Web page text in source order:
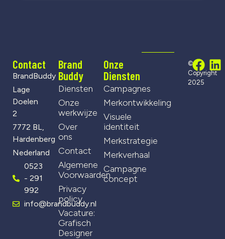
Contact
BrandBuddy
Lage
Doelen
2
7772 BL,
Hardenberg
Nederland
0523
- 291
992
info@brandbuddy.nl
Brand
Buddy
Diensten
Onze
werkwijze
Over
ons
Contact
Algemene
Voorwaarden
Privacy
policy
Vacature:
Grafisch
Designer
Onze
Diensten
Campagnes
Merkontwikkeling
Visuele
identiteit
Merkstrategie
Merkverhaal
Campagne
concept
©
Copyright
2025